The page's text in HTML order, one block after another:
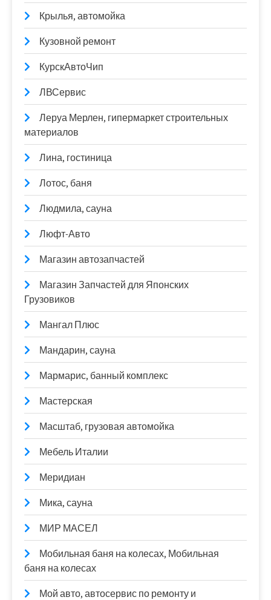
Крылья, автомойка
Кузовной ремонт
КурскАвтоЧип
ЛВСервис
Леруа Мерлен, гипермаркет строительных
материалов
Лина, гостиница
Лотос, баня
Людмила, сауна
Люфт-Авто
Магазин автозапчастей
Магазин Запчастей для Японских
Грузовиков
Мангал Плюс
Мандарин, сауна
Мармарис, банный комплекс
Мастерская
Масштаб, грузовая автомойка
Мебель Италии
Меридиан
Мика, сауна
МИР МАСЕЛ
Мобильная баня на колесах, Мобильная
баня на колесах
Мой авто, автосервис по ремонту и